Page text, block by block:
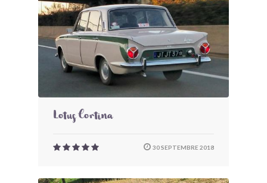
Lotus Cortina
30 SEPTEMBRE 2018